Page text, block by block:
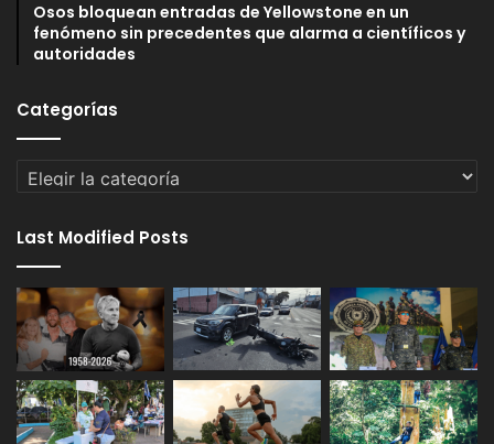
Osos bloquean entradas de Yellowstone en un
fenómeno sin precedentes que alarma a científicos y
autoridades
Categorías
Categorías
Last Modified Posts